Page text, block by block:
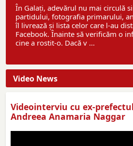
În Galați, adevărul nu mai circulă
partidului, fotografia primarului,
îl livrează și lista celor care l-au
Facebook. Înainte să verificăm o
cine a rostit-o. Dacă v ...
Video News
Videointerviu cu ex-
Andreea Anamaria Naggar